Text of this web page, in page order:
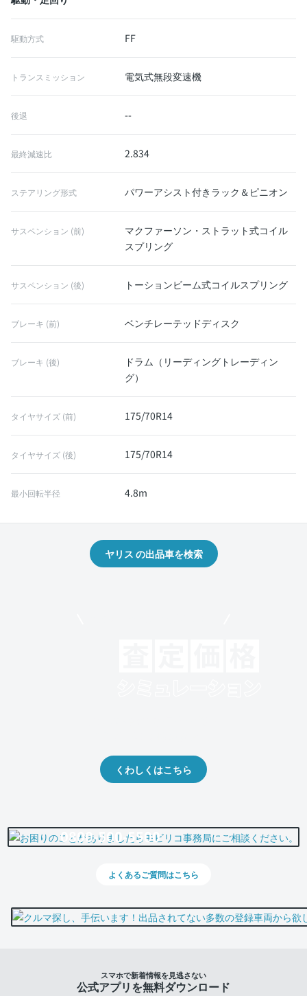
駆動方式 FF
トランスミッション 電気式無段変速機
後退 --
最終減速比 2.834
ステアリング形式 パワーアシスト付きラック＆ピニオン
サスペンション (前)
マクファーソン・ストラット式コイル
スプリング
サスペンション (後) トーションビーム式コイルスプリング
ブレーキ (前) ベンチレーテッドディスク
ブレーキ (後)
ドラム（リーディングトレーディン
グ）
タイヤサイズ (前) 175/70R14
タイヤサイズ (後) 175/70R14
最小回転半径 4.8m
ヤリス の出品車を検索
くわしくはこちら
0800-500-5500
よくあるご質問はこちら
スマホで新着情報を見逃さない
公式アプリを無料ダウンロード